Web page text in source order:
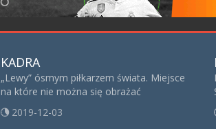
KADRA
„Lewy” ósmym piłkarzem świata. Miejsce
na które nie można się obrażać
2019-12-03